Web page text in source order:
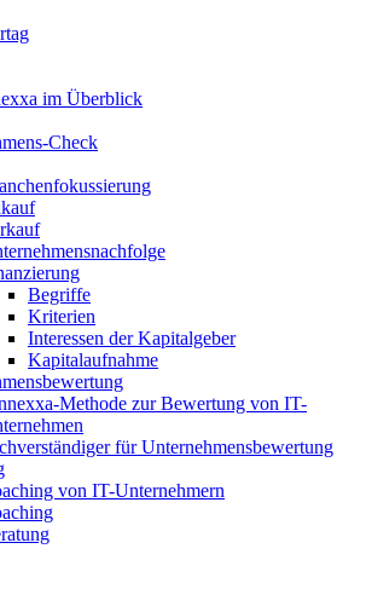
im Überblick
Check
Begriffe
Kriterien
Interessen der Kapitalgeber
Kapitalaufnahme
Methode zur Bewertung von IT-
für Unternehmensbewertung
von IT-Unternehmern